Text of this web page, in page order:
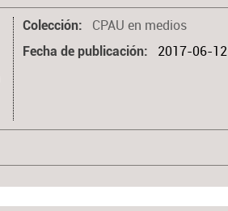
Colección CPAU en medios
Fecha de publicación 2017-06-12